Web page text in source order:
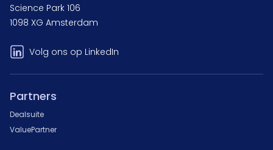
Science Park 106
1098 XG Amsterdam
Volg ons op LinkedIn
Partners
Dealsuite
ValuePartner